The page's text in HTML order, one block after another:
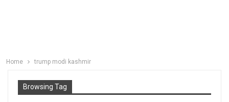
Home trump modi kashmir
Browsing Tag